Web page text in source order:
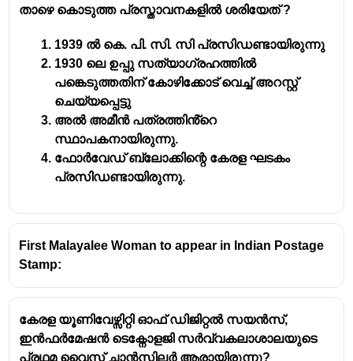
താഴെ കൊടുത്ത പ്രസ്താവനകളിൽ ശരിയേത് ?
1939 ൽ കെ. പി. സി. സി പ്രസിഡണ്ടായിരുന്നു
1930 ലെ ഉപ്പു സത്യാഗ്രഹത്തിൽ
പങ്കെടുത്തതിന് കോഴിക്കോട് വെച്ച് അറസ്റ്റ്
ചെയ്യപ്പെട്ടു
അൽ അമീൻ പത്രത്തിൻ്റെ
സ്ഥാപകനായിരുന്നു.
ഫോർവേഡ് ബ്ലോക്കിന്റെ കേരള ഘടകം
പ്രസിഡണ്ടായിരുന്നു.
First Malayalee Woman to appear in Indian Postage
Stamp:
കേരള യൂണിവേഴ്സിറ്റി ഓഫ് ഡിജിറ്റൽ സയൻസ്,
ഇൻഫർമേഷൻ ടെക്നോളജി സർവ്വകലാശാലയുടെ
പ്രഥമ വൈസ് ചാൻസിലർ ആരായിരുന്നു?